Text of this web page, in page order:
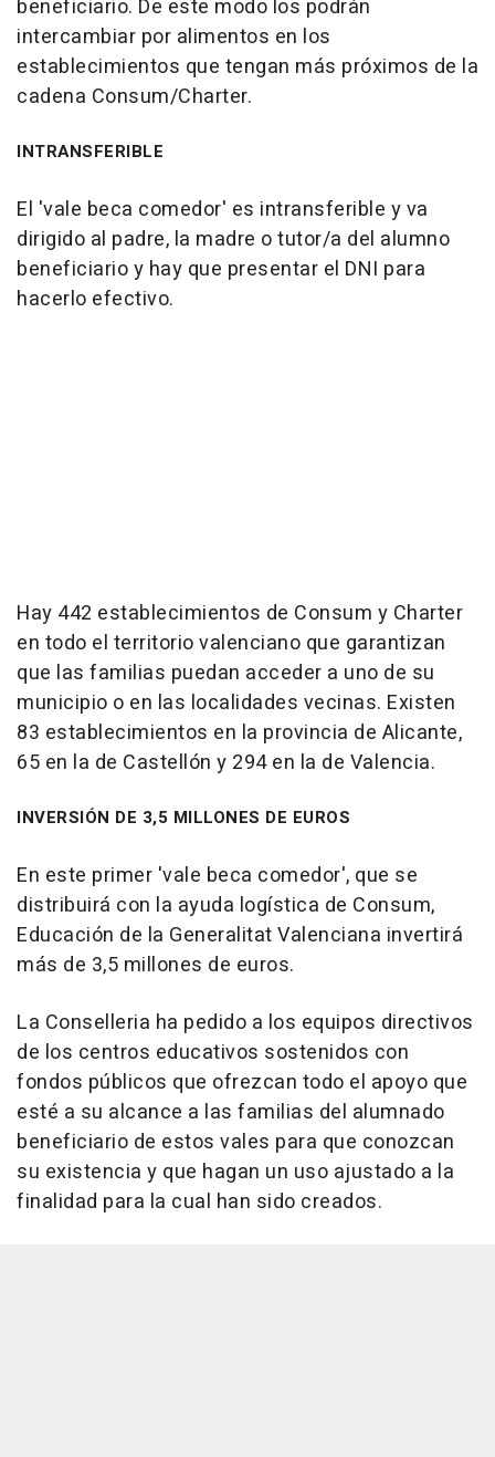
beneficiario. De este modo los podrán
intercambiar por alimentos en los
establecimientos que tengan más próximos de la
cadena Consum/Charter.
INTRANSFERIBLE
El 'vale beca comedor' es intransferible y va
dirigido al padre, la madre o tutor/a del alumno
beneficiario y hay que presentar el DNI para
hacerlo efectivo.
Hay 442 establecimientos de Consum y Charter
en todo el territorio valenciano que garantizan
que las familias puedan acceder a uno de su
municipio o en las localidades vecinas. Existen
83 establecimientos en la provincia de Alicante,
65 en la de Castellón y 294 en la de Valencia.
INVERSIÓN DE 3,5 MILLONES DE EUROS
En este primer 'vale beca comedor', que se
distribuirá con la ayuda logística de Consum,
Educación de la Generalitat Valenciana invertirá
más de 3,5 millones de euros.
La Conselleria ha pedido a los equipos directivos
de los centros educativos sostenidos con
fondos públicos que ofrezcan todo el apoyo que
esté a su alcance a las familias del alumnado
beneficiario de estos vales para que conozcan
su existencia y que hagan un uso ajustado a la
finalidad para la cual han sido creados.